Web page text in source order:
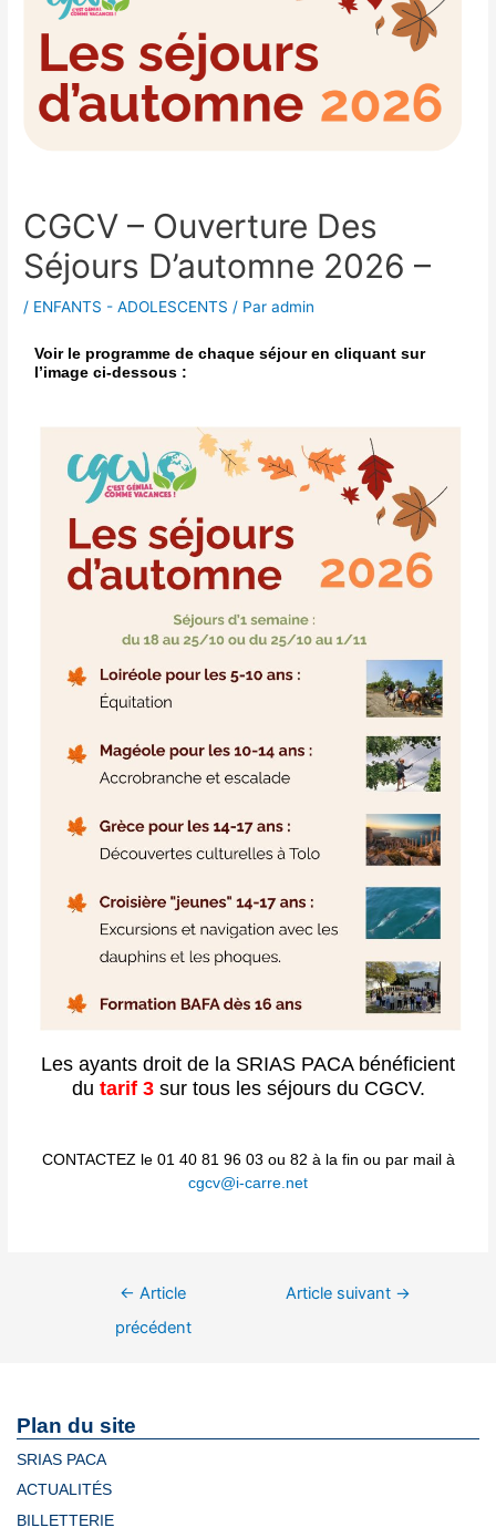
CGCV – Ouverture Des
Séjours D’automne 2026 –
/ ENFANTS - ADOLESCENTS / Paradmin
Voir le programme de chaque séjour en cliquant sur
l’image ci-dessous :
Les ayants droit de la SRIAS PACA bénéficient
du tarif 3sur tous les séjours du CGCV.
CONTACTEZ le 01 40 81 96 03 ou 82 à la fin ou par mail à
cgcv@i-carre.net
← Article
précédent
Article suivant →
Plan du site
SRIAS PACA
ACTUALITÉS
BILLETTERIE